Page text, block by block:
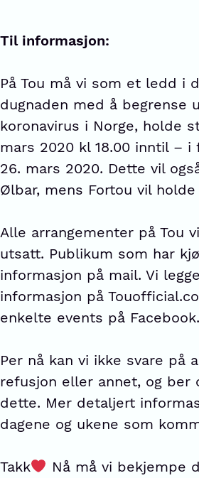
Til informasjon:
På Tou må vi som et ledd i
dugnaden med å begrense
koronavirus i Norge, holde
mars 2020 kl 18.00 inntil – i
26. mars 2020. Dette vil
Ølbar, mens Fortou vil holde
Alle arrangementer på Tou
utsatt. Publikum som har
informasjon på mail. Vi
informasjon på
enkelte events på Facebook.
Per nå kan vi ikke svare på
refusjon eller annet, og ber
dette. Mer detaljert
dagene og ukene som
Takk Nå må vi bekjempe